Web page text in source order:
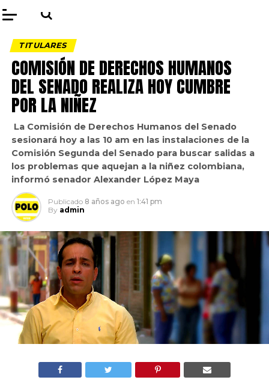
TITULARES
COMISIÓN DE DERECHOS HUMANOS
DEL SENADO REALIZA HOY CUMBRE
POR LA NIÑEZ
La Comisión de Derechos Humanos del Senado
sesionará hoy a las 10 am en las instalaciones de la
Comisión Segunda del Senado para buscar salidas a
los problemas que aquejan a la niñez colombiana,
informó senador Alexander López Maya
Publicado 8 años ago en 1:41 pm
By admin